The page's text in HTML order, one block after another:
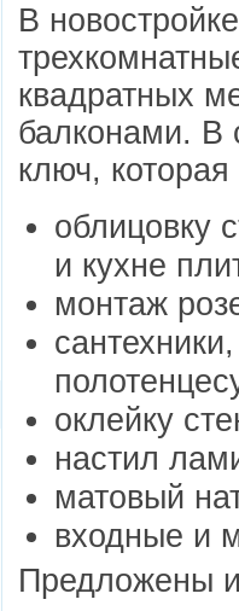
В
квадратных
балконами. В
ключ,
облицовку
и кухне
монтаж
оклейку
настил
матовый
входные и
Предложены и